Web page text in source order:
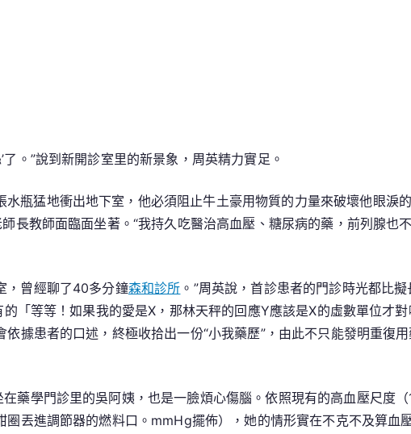
。”說到新開診室里的新景象，周英精力實足。
瓶猛地衝出地下室，他必須阻止牛土豪用物質的力量來破壞他眼淚
長教師面臨面坐著。“我持久吃醫治高血壓、糖尿病的藥，前列腺
，曾經聊了40多分鐘森和診所 。”周英說，首診患者的門診時光都比
「等等！如果我的愛是X，那林天秤的回應Y應該是X的虛數單位才
據患者的口述，終極收拾出一份“小我藥歷”，由此不只能發明重復
藥學門診里的吳阿姨，也是一臉煩心傷腦。依照現有的高血壓尺度
丟進調節器的燃料口。mmHg擺佈），她的情形實在不克不及算血